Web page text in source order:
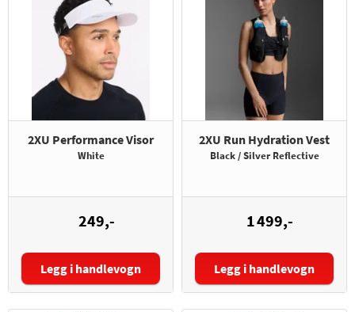
2XU Performance Visor
White
249,-
Legg i handlevogn
2XU Run Hydration Vest
Black / Silver Reflective
1 499,-
Størrelse:
Legg i handlevogn